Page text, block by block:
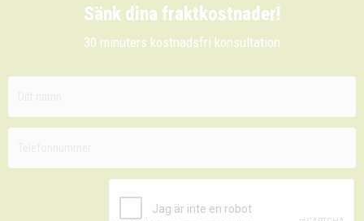
Sänk dina fraktkostnader!
30 minuters kostnadsfri konsultation